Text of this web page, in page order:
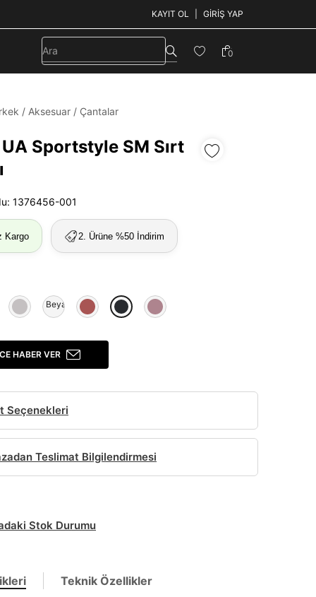
KAYIT OL GIRIŞ YAP
0
/ Aksesuar / Çantalar
Sportstyle SM Sırt
1376456-001
Kargo 2. Ürüne %50 İndirim
Beyaz
HABER VER
Seçenekleri
Teslimat Bilgilendirmesi
Stok Durumu
Teknik Özellikler